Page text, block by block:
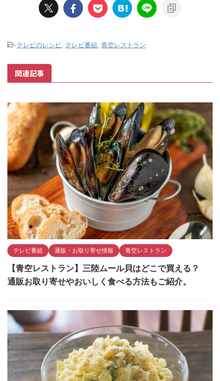
-テレビのレシピ テレビ番組 青空レストラン
関連記事
テレビ番組 通販・お取り寄せ情報 青空レストラン
【青空レストラン】三陸ムール貝はどこで買える？
通販お取り寄せやおいしく食べる方法もご紹介。